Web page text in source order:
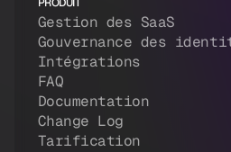
Gestion des SaaS
Gouvernance des
Intégrations
FAQ
Documentation
Change Log
Tarification